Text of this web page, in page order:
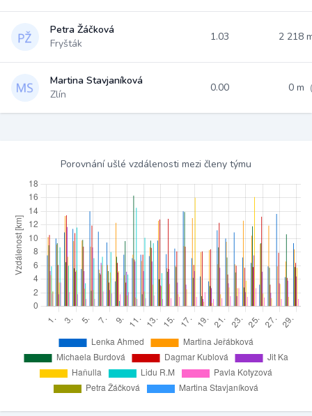
Petra Žáčková
Fryšták
1.03 2 218
Martina Stavjaníková
Zlín
0.00 0 m
Porovnání ušlé vzdálenosti mezi členy týmu